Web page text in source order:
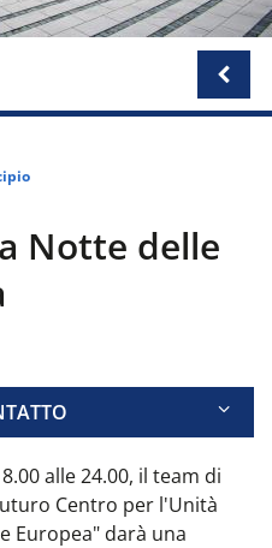
Notte delle
alle 24.00, il team di
Centro per l'Unità
Europea" darà una